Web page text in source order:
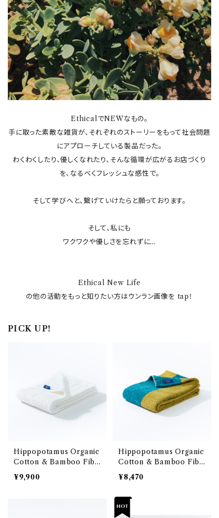
EthicalでNEWなもの。
手に取った素敵な雑貨が、それぞれのストーリーをもって社会問題
にアプローチしている製品だった。
わくわくしたり、優しくなれたり、そんな循環が広がるお店づくり
を、なるべくフレッシュな感性で。
そして学びへと、繋げていけたらと願っております。
そして、私にも
ワクワクや優しさを忘れずに...
Ethical New Life
の他の活動をもっと知りたい方はウンラン画像を tap！
PICK UP!
Hippopotamus Organic
Cotton & Bamboo Fibe
r Towel <Bath Towel B
IG SIZE> OEKO-TEX10
¥9,900
Hippopotamus Organic
Cotton & Bamboo Fibe
r Towel <MINI Bath To
wel> OEKO-TEX100 エ
得 オーガニックコットンと
竹再生繊維のタオルシリー
¥8,470